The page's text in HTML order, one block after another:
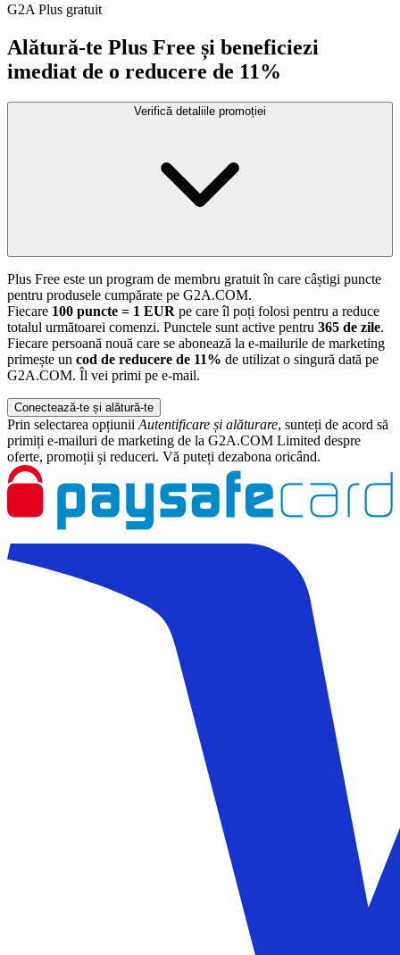
G2A Plus gratuit
Alătură-te Plus Free și beneficiezi
imediat de o reducere de 11%
Verifică detaliile promoției
Plus Free este un program de membru gratuit în care câștigi puncte
pentru produsele cumpărate pe G2A.COM.
Fiecare 100 puncte = 1 EUR pe care îl poți folosi pentru a reduce
totalul următoarei comenzi. Punctele sunt active pentru 365 de zile.
Fiecare persoană nouă care se abonează la e-mailurile de marketing
primește un cod de reducere de 11% de utilizat o singură dată pe
G2A.COM. Îl vei primi pe e-mail.
Conectează-te și alătură-te
Prin selectarea opțiunii Autentificare și alăturare, sunteți de acord să
primiți e-mailuri de marketing de la G2A.COM Limited despre
oferte, promoții și reduceri. Vă puteți dezabona oricând.